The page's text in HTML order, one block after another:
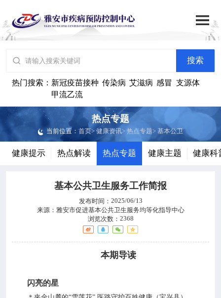
 搜索
热门搜索： 新冠疫苗接种 传染病 艾滋病 感冒 支源体
甲流乙流
热点专题
当前位置：首页>健康资讯>热点专题>基本公卫
健康提示 热点解读 热点专题 健康主题 健康科

中心概况 
党群建设 
工作动态 
科研培训
基本公共卫生服务工作简报
发布时间： 2025/06/13
来源： 雅安市促进基本公共卫生服务均等化指导中心
浏览次数： 2368
本期导读
闪亮的星